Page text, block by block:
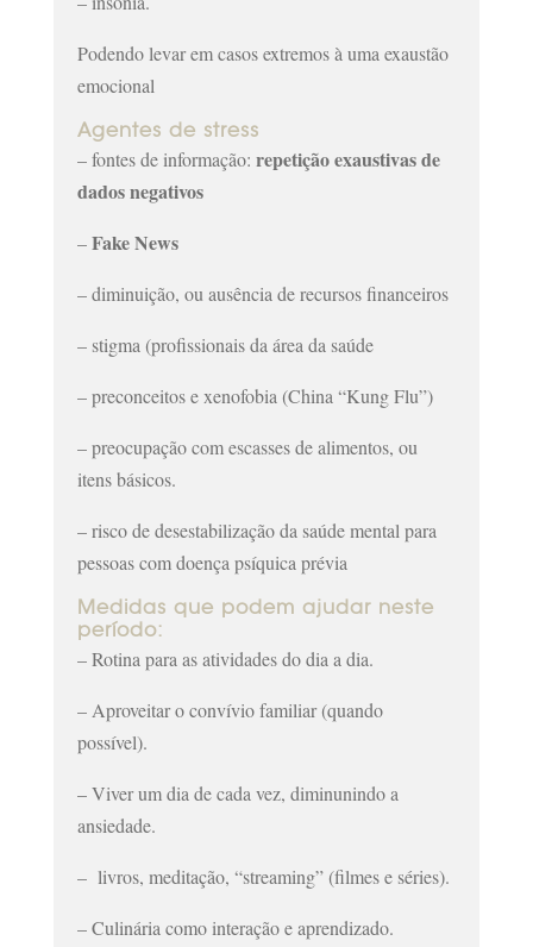
Podendo levar em casos extremos à uma exaustão
emocional
Agentes de stress
– fontes de informação: repetição exaustivas de
dados negativos
–Fake News
– diminuição, ou ausência de recursos financeiros
– stigma (profissionais da área da saúde
– preconceitos e xenofobia (China “Kung Flu”)
– preocupação com escasses de alimentos, ou
itens básicos.
– risco de desestabilização da saúde mental para
pessoas com doença psíquica prévia
Medidas que podem ajudar neste
período:
– Rotina para as atividades do dia a dia.
– Aproveitar o convívio familiar (quando
possível).
– Viver um dia de cada vez, diminunindo a
ansiedade.
– livros, meditação, “streaming” (filmes e séries).
– Culinária como interação e aprendizado.